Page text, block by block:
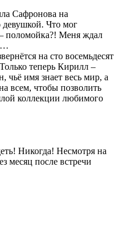
Сафронова на
девушкой. Что мог
поломойка?! Меня ждал
на сто восемьдесят
теперь Кирилл –
чьё имя знает весь мир, а
всем, чтобы позволить
коллекции любимого
Никогда! Несмотря на
месяц после встречи